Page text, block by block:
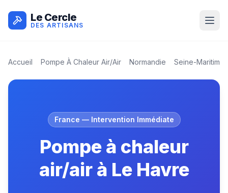
Le Cercle
DES ARTISANS
Accueil Pompe À Chaleur Air/air Normandie Seine-Maritime
France — Intervention Immédiate
Pompe à chaleur
air/air à Le Havre